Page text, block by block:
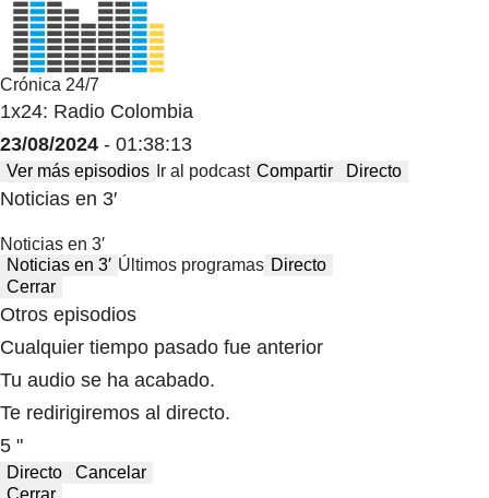
Crónica 24/7
1x24: Radio Colombia
23/08/2024 - 01:38:13
Ver más episodios Ir al podcast Compartir Directo
Noticias en 3′
Noticias en 3′
Noticias en 3′ Últimos programas Directo
Cerrar
Otros episodios
Cualquier tiempo pasado fue anterior
Tu audio se ha acabado.
Te redirigiremos al directo.
5 "
Directo
Cancelar